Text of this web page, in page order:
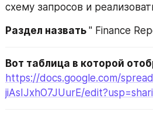
схему запросов и
Раздел назвать " Finance
Вот таблица в которой
https://docs.google.com/
jiAsIJxhO7JUurE/